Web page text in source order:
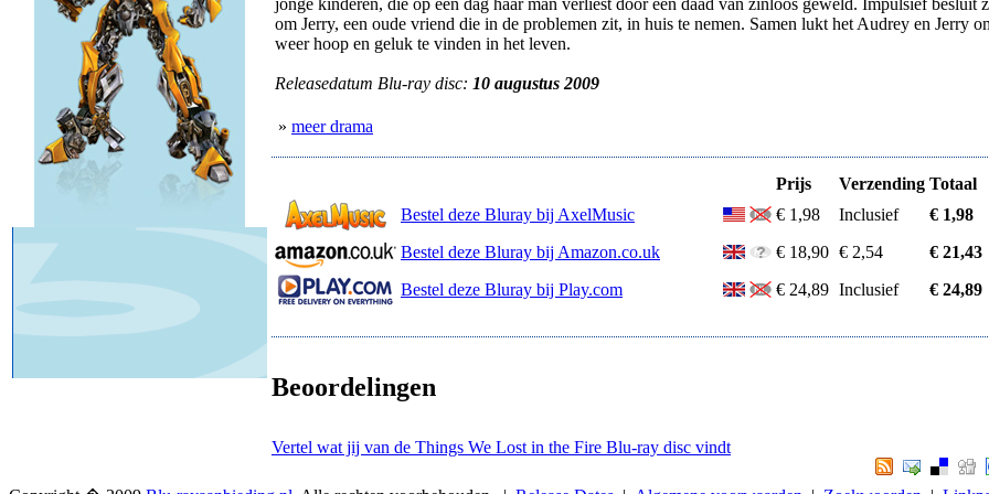
jonge kinderen, die op een dag haar man verliest door een daad van zinloos geweld. Impulsief besluit
om Jerry, een oude vriend die in de problemen zit, in huis te nemen. Samen lukt het Audrey en Jerry
weer hoop en geluk te vinden in het leven.
Releasedatum Blu-ray disc: 10 augustus 2009
» meer drama
Prijs Verzending Totaal
Bestel deze Bluray bij AxelMusic
€ 1,98 Inclusief
€ 1,98
Bestel deze Bluray bij Amazon.co.uk
€ 18,90 € 2,54
€ 21,43
Bestel deze Bluray bij Play.com
€ 24,89 Inclusief € 24,89
Beoordelingen
Vertel wat jij van de Things We Lost in the Fire Blu-ray disc vindt